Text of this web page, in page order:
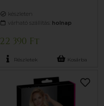
készleten
várható szállítás: holnap
22 390 Ft
Részletek Kosárba